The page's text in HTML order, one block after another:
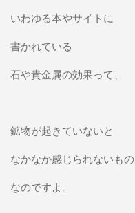
いわゆる本やサイトに
書かれている
石や貴金属の効果って、
鉱物が起きていないと
なかなか感じられないもの
なのですよ。